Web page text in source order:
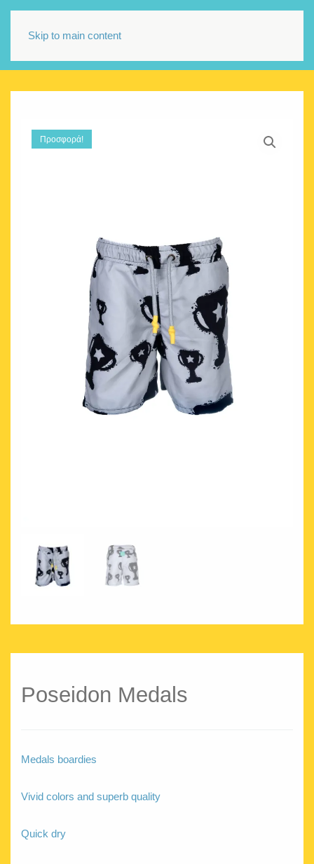
Skip to main content
Προσφορά!
Poseidon Medals
Medals boardies
Vivid colors and superb quality
Quick dry